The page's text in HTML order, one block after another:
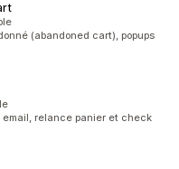
(abandoned cart), popups
relance panier et check